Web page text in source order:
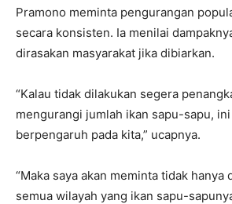
Pramono meminta pengurangan
secara konsisten. Ia menilai
dirasakan masyarakat jika dibiarkan.
“Kalau tidak dilakukan segera
mengurangi jumlah ikan sapu-sapu,
berpengaruh pada kita,” ucapnya.
“Maka saya akan meminta tidak hanya
semua wilayah yang ikan sapu-